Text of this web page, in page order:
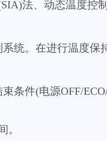
法、动态温度控
统。在进行温度保
条件(电源OFF/
。